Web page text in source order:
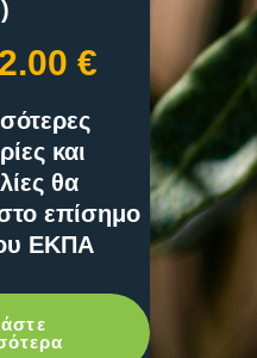
€
και
θα
επίσημο
ΕΚΠΑ